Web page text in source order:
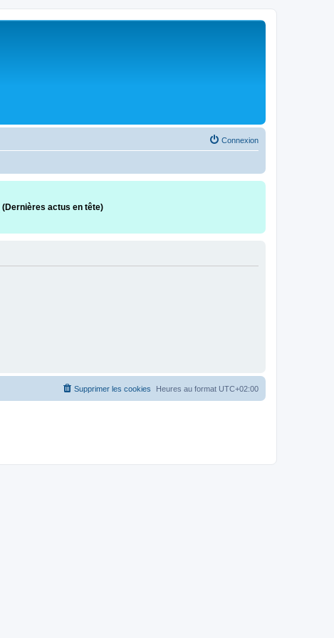
Connexion
(Dernières actus en tête)
Heures au format UTC+02:00
Supprimer les cookies